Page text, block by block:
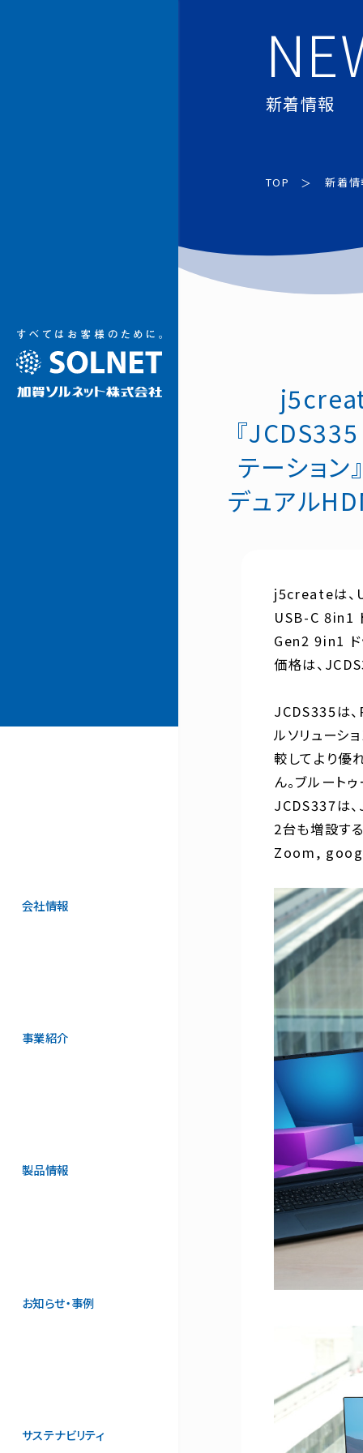
会社情報
事業紹介
製品情報
お知らせ・事例
サステナビリティ
新着情報
TOP 新着
『
テーショ
デュアル
j5createは、
USB-C 8in1
Gen2 9in1 ド
価格は、
JCDS335は、
ルソリューシ
較してより優
ん。ブルート
JCDS337は
2台も増設す
Zoom,